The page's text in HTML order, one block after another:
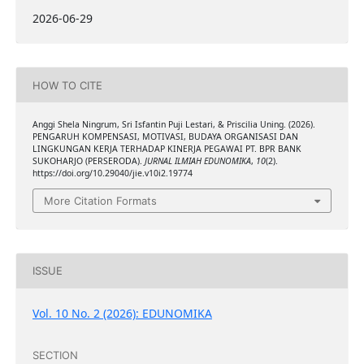
2026-06-29
HOW TO CITE
Anggi Shela Ningrum, Sri Isfantin Puji Lestari, & Priscilia Uning. (2026).
PENGARUH KOMPENSASI, MOTIVASI, BUDAYA ORGANISASI DAN
LINGKUNGAN KERJA TERHADAP KINERJA PEGAWAI PT. BPR BANK
SUKOHARJO (PERSERODA). JURNAL ILMIAH EDUNOMIKA, 10(2).
https://doi.org/10.29040/jie.v10i2.19774
More Citation Formats
ISSUE
Vol. 10 No. 2 (2026): EDUNOMIKA
SECTION